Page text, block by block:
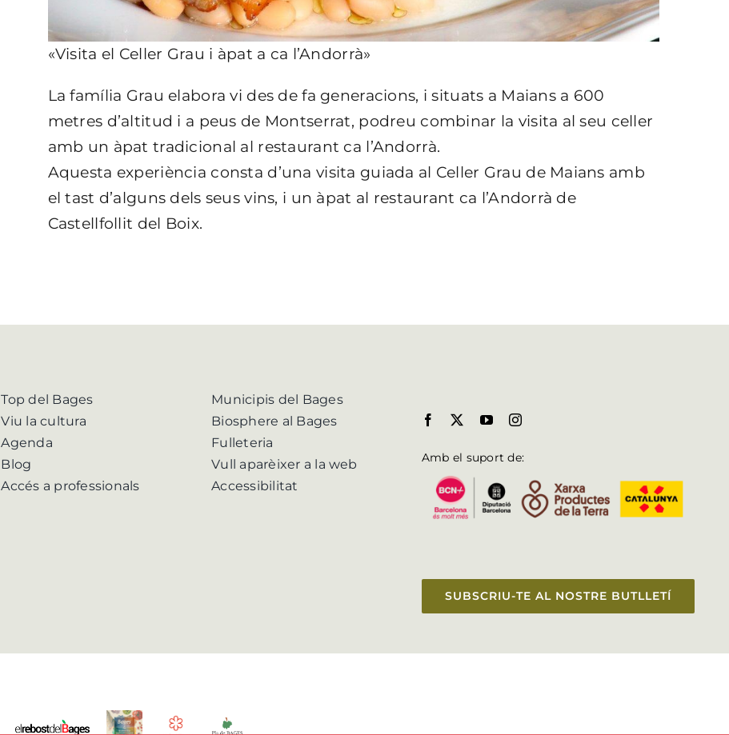
«Visita el Celler Grau i àpat a ca l’Andorrà»
La família Grau elabora vi des de fa generacions, i situats a Maians a 600
metres d’altitud i a peus de Montserrat, podreu combinar la visita al seu celler
amb un àpat tradicional al restaurant ca l’Andorrà.
Aquesta experiència consta d’una visita guiada al Celler Grau de Maians amb
el tast d’alguns dels seus vins, i un àpat al restaurant ca l’Andorrà de
Castellfollit del Boix.
Top del Bages
Viu la cultura
Agenda
Blog
Accés a professionals
Municipis del Bages
Biosphere al Bages
Fulleteria
Vull aparèixer a la web
Accessibilitat
Amb el suport de:
SUBSCRIU-TE AL NOSTRE BUTLLETÍ